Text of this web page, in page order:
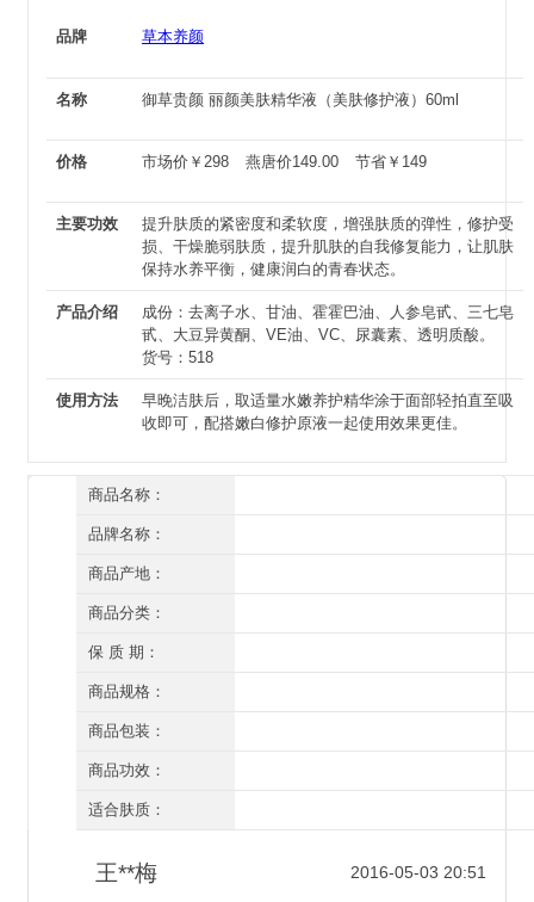
品牌 草本养颜
名称 御草贵颜 丽颜美肤精华液（美肤修护液）60ml
价格 市场价 ￥ 298 燕唐价149.00 节省 ￥ 149
主要功效
提升肤质的紧密度和柔软度，增强肤质的弹性，修护受
损、干燥脆弱肤质，提升肌肤的自我修复能力，让肌肤
保持水养平衡，健康润白的青春状态。
产品介绍
成份：去离子水、甘油、霍霍巴油、人参皂甙、三七皂
甙、大豆异黄酮、VE油、VC、尿囊素、透明质酸。
货号：518
使用方法
早晚洁肤后，取适量水嫩养护精华涂于面部轻拍直至吸
收即可，配搭嫩白修护原液一起使用效果更佳。
商品名称：
御草贵颜 丽颜美肤精华液（美肤修护液）60ml
品牌名称：
草本养颜
商品产地：
深圳
商品分类：
精华
保 质 期：
三年（开封后一年）
商品规格：
40ml
商品包装：
有外盒/有塑封
商品功效：
补水保湿 紧肤抗皱 损伤修复 营养滋润
适合肤质：
王**梅 2016-05-03 20:51